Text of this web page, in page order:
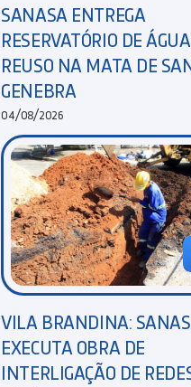
SANASA ENTREGA
RESERVATÓRIO DE
REUSO NA MATA DE
GENEBRA
04/08/2026
VILA BRANDINA:
EXECUTA OBRA DE
INTERLIGAÇÃO DE